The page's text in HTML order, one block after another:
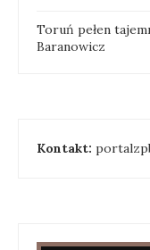
Toruń pełen
Baranowicz
Kontakt: